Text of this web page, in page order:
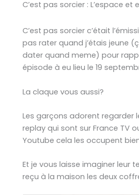
C’est pas sorcier : L’espace et
C’est pas sorcier c’était
pas rater quand j’étais jeune
dater quand meme) pour
épisode à eu lieu le 19
La claque vous aussi?
Les garçons adorent regarder
replay qui sont sur France TV
Youtube cela les occupent
Et je vous laisse imaginer leur
reçu à la maison les deux